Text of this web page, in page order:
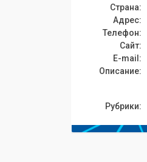
Страна:
Адрес:
Телефон:
Сайт:
E-mail:
Описание:
Рубрики: